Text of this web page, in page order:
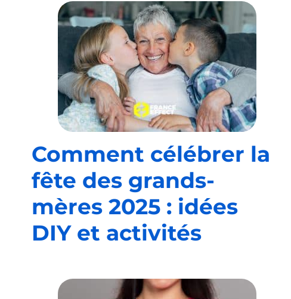
Comment célébrer la
fête des grands-
mères 2025 : idées
DIY et activités